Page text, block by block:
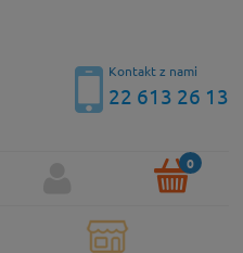
Kontakt z nami
22 613 26 13